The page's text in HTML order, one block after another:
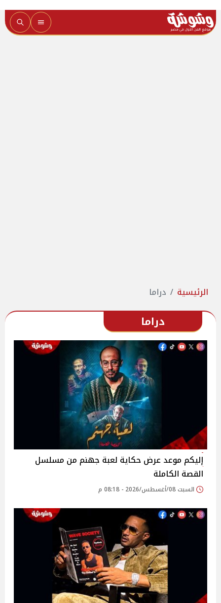
الرئيسية دراما
دراما
إليكم موعد عرض حكاية لعبة جهنم من مسلسل
القصة الكاملة
السبت 08/أغسطس/2026 - 08:18 م